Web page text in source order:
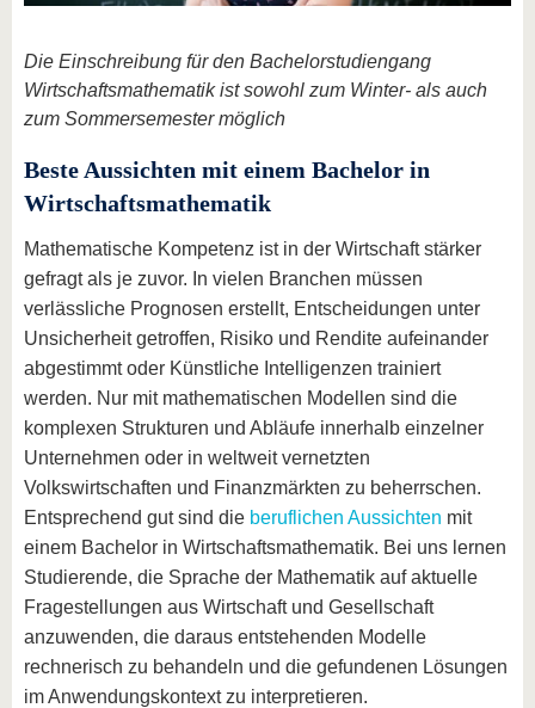
Die Einschreibung für den Bachelorstudiengang
Wirtschaftsmathematik ist sowohl zum Winter- als auch
zum Sommersemester möglich
Beste Aussichten mit einem Bachelor in
Wirtschaftsmathematik
Mathematische Kompetenz ist in der Wirtschaft stärker
gefragt als je zuvor. In vielen Branchen müssen
verlässliche Prognosen erstellt, Entscheidungen unter
Unsicherheit getroffen, Risiko und Rendite aufeinander
abgestimmt oder Künstliche Intelligenzen trainiert
werden. Nur mit mathematischen Modellen sind die
komplexen Strukturen und Abläufe innerhalb einzelner
Unternehmen oder in weltweit vernetzten
Volkswirtschaften und Finanzmärkten zu beherrschen.
Entsprechend gut sind die beruflichen Aussichten mit
einem Bachelor in Wirtschaftsmathematik. Bei uns lernen
Studierende, die Sprache der Mathematik auf aktuelle
Fragestellungen aus Wirtschaft und Gesellschaft
anzuwenden, die daraus entstehenden Modelle
rechnerisch zu behandeln und die gefundenen Lösungen
im Anwendungskontext zu interpretieren.